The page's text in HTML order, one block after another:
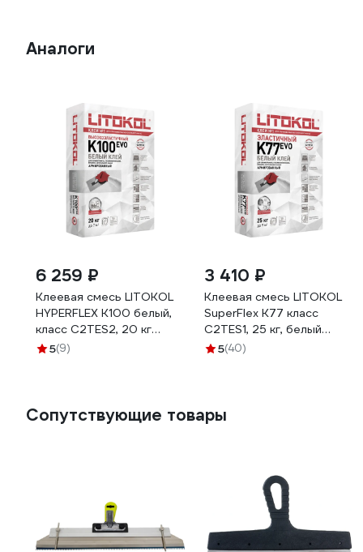
Аналоги
6 259 ₽
Клеевая смесь LITOKOL
HYPERFLEX K100 белый,
класс C2TES2, 20 кг
479930002
5(9)
3 410 ₽
Клеевая смесь LITOKOL
SuperFlex K77 класс
C2TES1, 25 кг, белый
484960002
5(40)
Сопутствующие товары